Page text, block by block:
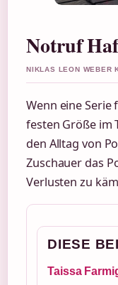
Notruf
NIKLAS LEON WEBER
Wenn eine Serie
festen Größe im
den Alltag von
Zuschauer das
Verlusten zu
DIESE
Taissa